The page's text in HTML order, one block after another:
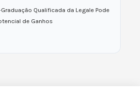
Qualificada da Legale Pode
de Ganhos